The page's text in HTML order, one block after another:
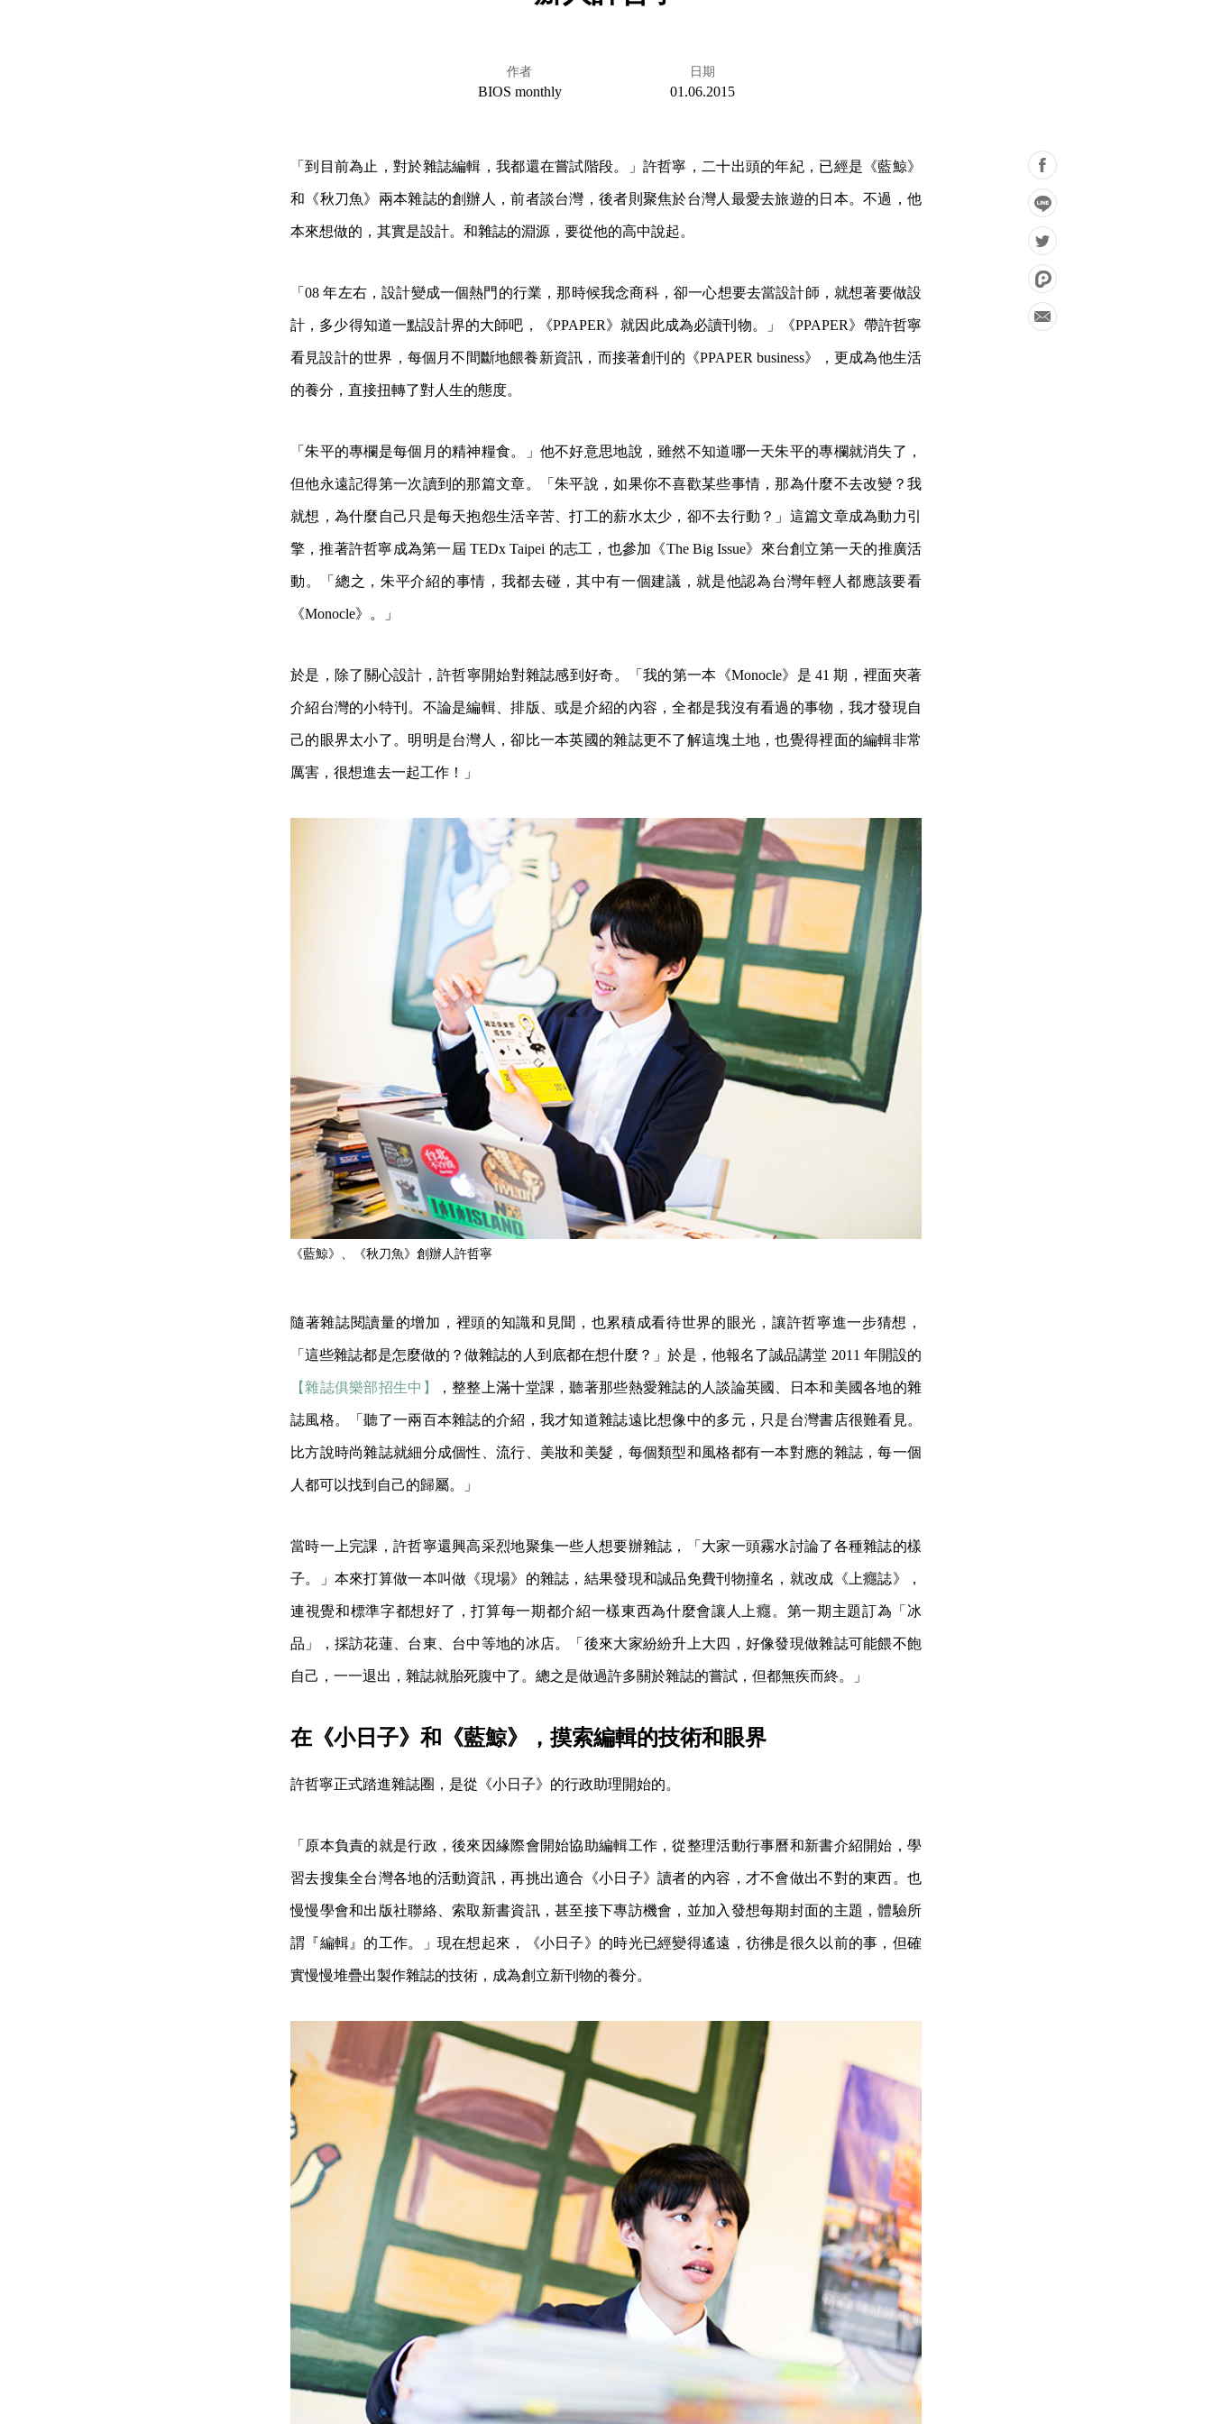
作者
BIOS monthly
日期
01.06.2015
「到目前為止，對於雜誌編輯，我都還在嘗試階段。」許哲寧，二十出頭的年紀，已經是《藍鯨》
和《秋刀魚》兩本雜誌的創辦人，前者談台灣，後者則聚焦於台灣人最愛去旅遊的日本。不過，他
本來想做的，其實是設計。和雜誌的淵源，要從他的高中說起。
「08 年左右，設計變成一個熱門的行業，那時候我念商科，卻一心想要去當設計師，就想著要做設
計，多少得知道一點設計界的大師吧，《PPAPER》就因此成為必讀刊物。」《PPAPER》帶許哲寧
看見設計的世界，每個月不間斷地餵養新資訊，而接著創刊的《PPAPER business》，更成為他生活
的養分，直接扭轉了對人生的態度。
「朱平的專欄是每個月的精神糧食。」他不好意思地說，雖然不知道哪一天朱平的專欄就消失了，
但他永遠記得第一次讀到的那篇文章。「朱平說，如果你不喜歡某些事情，那為什麼不去改變？我
就想，為什麼自己只是每天抱怨生活辛苦、打工的薪水太少，卻不去行動？」這篇文章成為動力引
擎，推著許哲寧成為第一屆 TEDx Taipei 的志工，也參加《The Big Issue》來台創立第一天的推廣活
動。「總之，朱平介紹的事情，我都去碰，其中有一個建議，就是他認為台灣年輕人都應該要看
《Monocle》。」
於是，除了關心設計，許哲寧開始對雜誌感到好奇。「我的第一本《Monocle》是 41 期，裡面夾著
介紹台灣的小特刊。不論是編輯、排版、或是介紹的內容，全都是我沒有看過的事物，我才發現自
己的眼界太小了。明明是台灣人，卻比一本英國的雜誌更不了解這塊土地，也覺得裡面的編輯非常
厲害，很想進去一起工作！」
《藍鯨》、《秋刀魚》創辦人許哲寧
隨著雜誌閱讀量的增加，裡頭的知識和見聞，也累積成看待世界的眼光，讓許哲寧進一步猜想，
「這些雜誌都是怎麼做的？做雜誌的人到底都在想什麼？」於是，他報名了誠品講堂 2011 年開設的
【雜誌俱樂部招生中】 ，整整上滿十堂課，聽著那些熱愛雜誌的人談論英國、日本和美國各地的雜
誌風格。「聽了一兩百本雜誌的介紹，我才知道雜誌遠比想像中的多元，只是台灣書店很難看見。
比方說時尚雜誌就細分成個性、流行、美妝和美髮，每個類型和風格都有一本對應的雜誌，每一個
人都可以找到自己的歸屬。」
當時一上完課，許哲寧還興高采烈地聚集一些人想要辦雜誌，「大家一頭霧水討論了各種雜誌的樣
子。」本來打算做一本叫做《現場》的雜誌，結果發現和誠品免費刊物撞名，就改成《上癮誌》，
連視覺和標準字都想好了，打算每一期都介紹一樣東西為什麼會讓人上癮。第一期主題訂為「冰
品」，採訪花蓮、台東、台中等地的冰店。「後來大家紛紛升上大四，好像發現做雜誌可能餵不飽
自己，一一退出，雜誌就胎死腹中了。總之是做過許多關於雜誌的嘗試，但都無疾而終。」
在《小日子》和《藍鯨》，摸索編輯的技術和眼界
許哲寧正式踏進雜誌圈，是從《小日子》的行政助理開始的。
「原本負責的就是行政，後來因緣際會開始協助編輯工作，從整理活動行事曆和新書介紹開始，學
習去搜集全台灣各地的活動資訊，再挑出適合《小日子》讀者的內容，才不會做出不對的東西。也
慢慢學會和出版社聯絡、索取新書資訊，甚至接下專訪機會，並加入發想每期封面的主題，體驗所
謂『編輯』的工作。」現在想起來，《小日子》的時光已經變得遙遠，彷彿是很久以前的事，但確
實慢慢堆疊出製作雜誌的技術，成為創立新刊物的養分。